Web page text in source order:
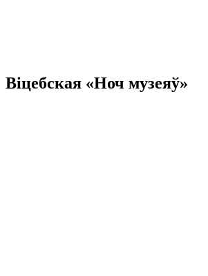
Віцебская «Ноч музеяў»